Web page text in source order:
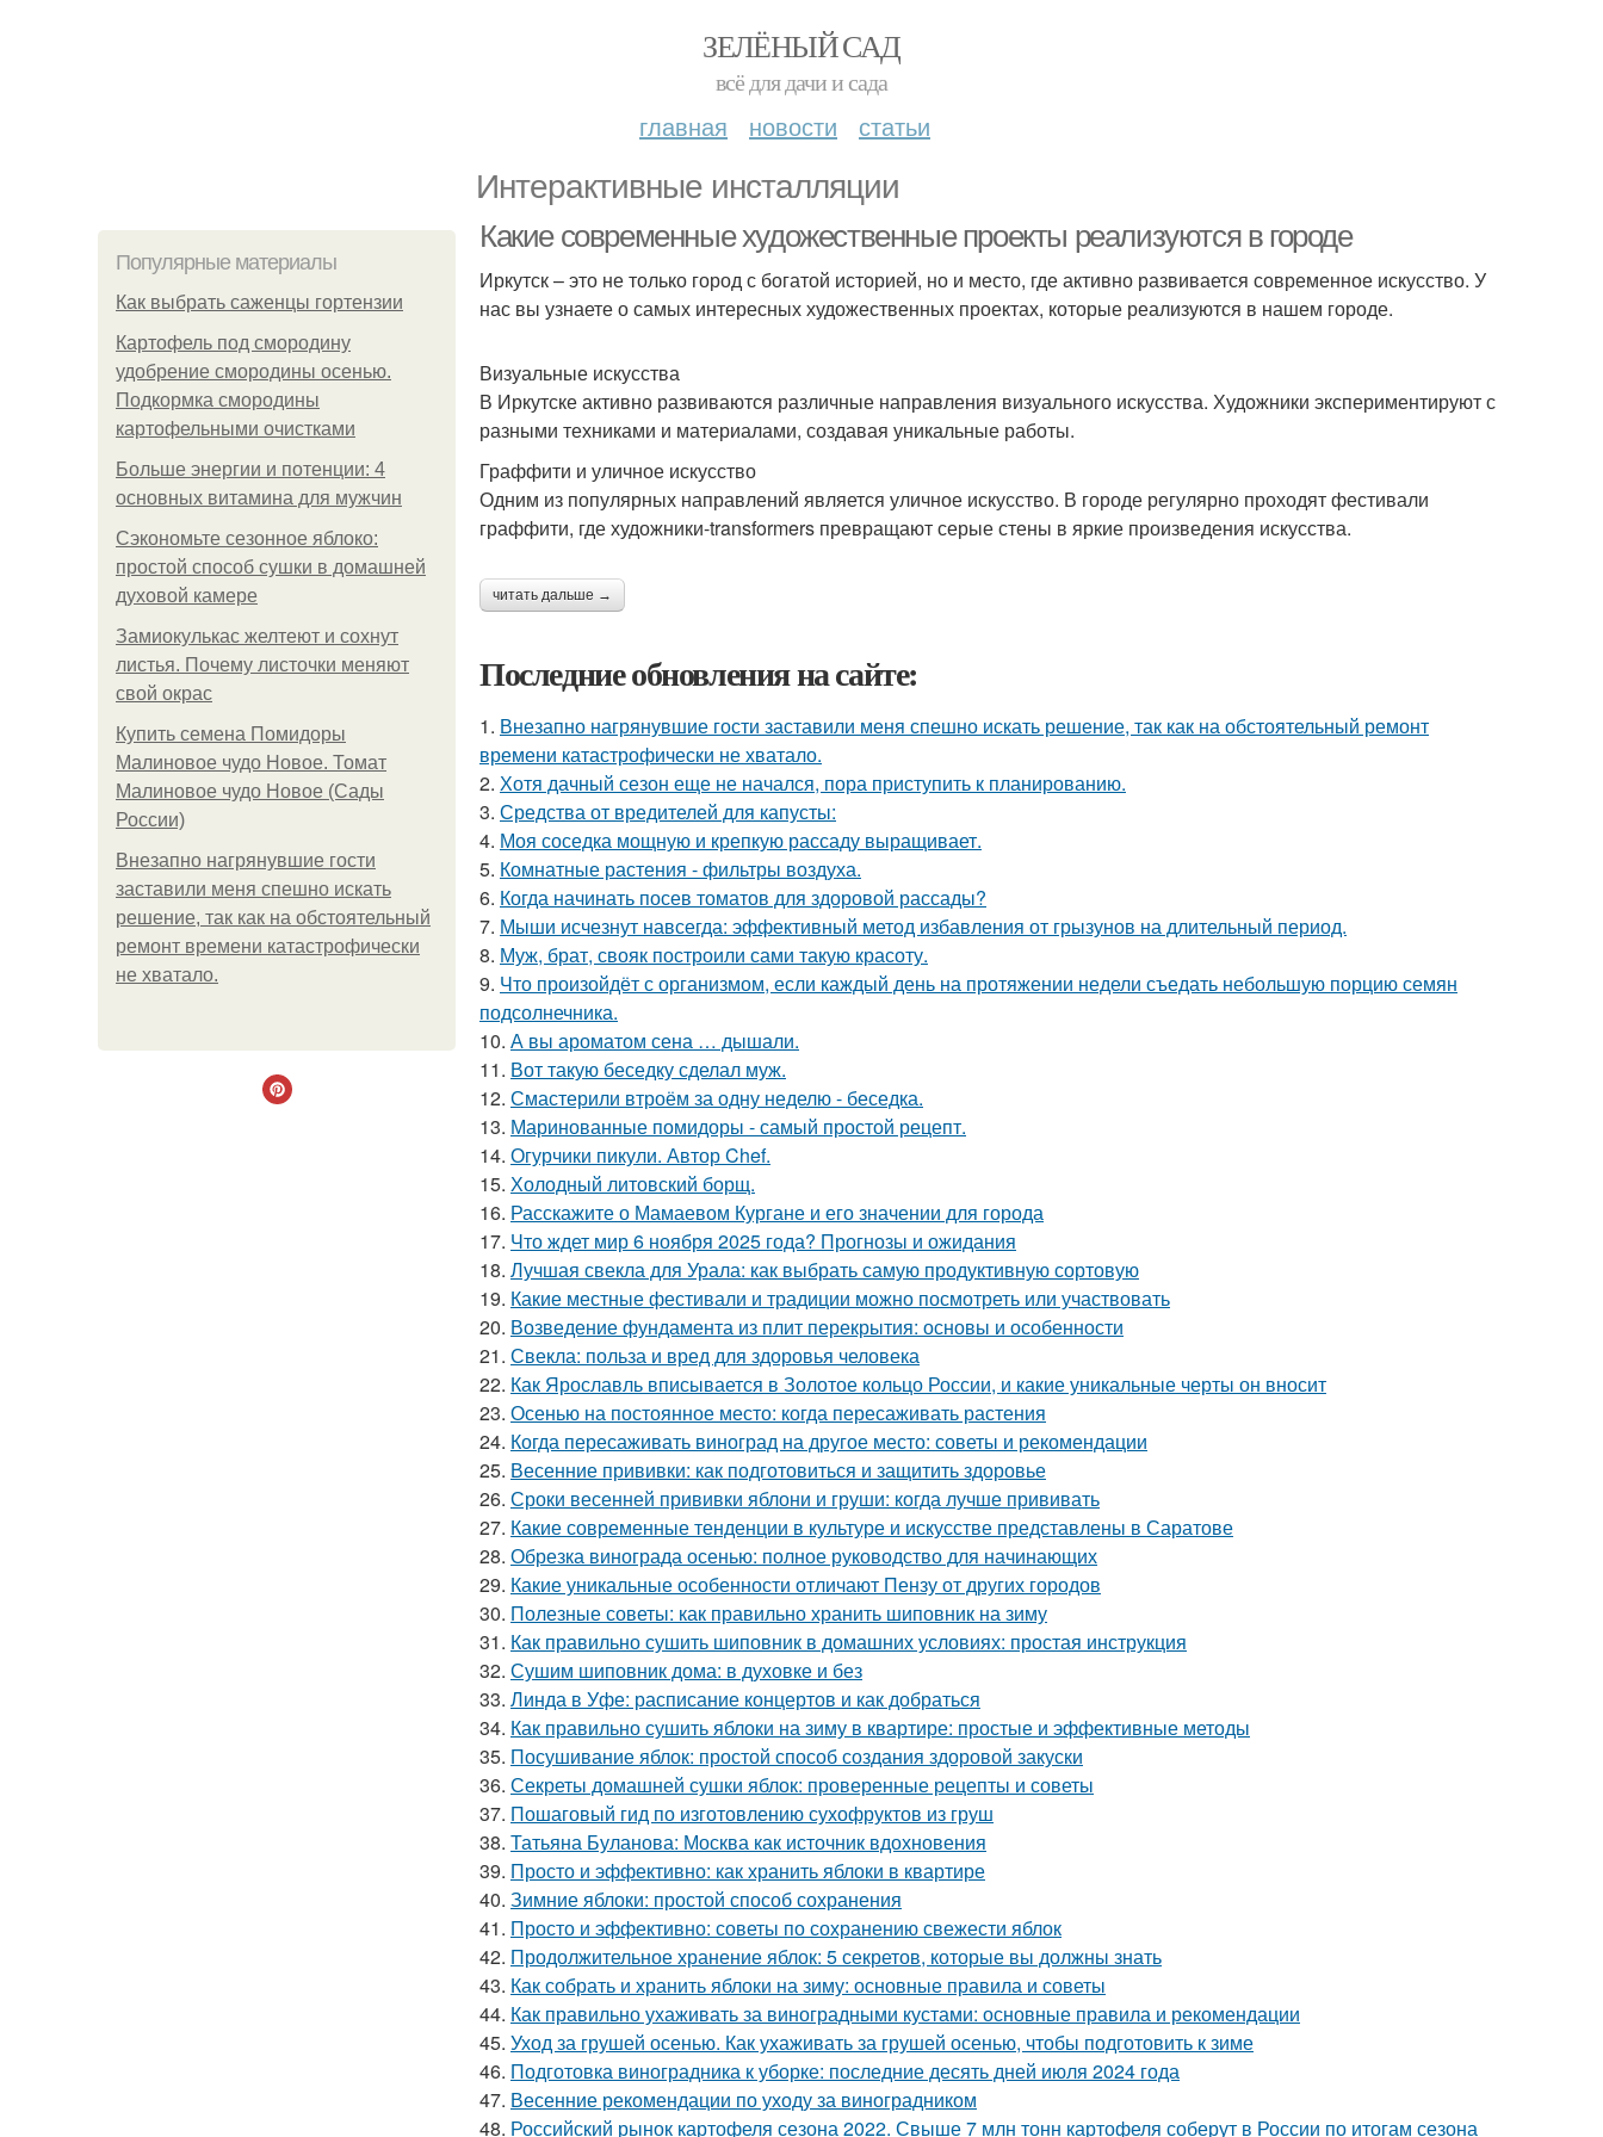
ЗЕЛЁНЫЙ САД
всё для дачи и сада
главная новости статьи
Интерактивные инсталляции
Популярные материалы
Как выбрать саженцы гортензии
Картофель под смородину
удобрение смородины осенью.
Подкормка смородины
картофельными очистками
Больше энергии и потенции: 4
основных витамина для мужчин
Сэкономьте сезонное яблоко:
простой способ сушки в домашней
духовой камере
Замиокулькас желтеют и сохнут
листья. Почему листочки меняют
свой окрас
Купить семена Помидоры
Малиновое чудо Новое. Томат
Малиновое чудо Новое (Сады
России)
Внезапно нагрянувшие гости
заставили меня спешно искать
решение, так как на обстоятельный
ремонт времени катастрофически
не хватало.
Какие современные художественные проекты реализуются в городе
Иркутск – это не только город с богатой историей, но и место, где активно развивается современное искусство. У
нас вы узнаете о самых интересных художественных проектах, которые реализуются в нашем городе.
Визуальные искусства
В Иркутске активно развиваются различные направления визуального искусства. Художники экспериментируют с
разными техниками и материалами, создавая уникальные работы.
Граффити и уличное искусство
Одним из популярных направлений является уличное искусство. В городе регулярно проходят фестивали
граффити, где художники-transformers превращают серые стены в яркие произведения искусства.
читать дальше →
Последние обновления на сайте:
1. Внезапно нагрянувшие гости заставили меня спешно искать решение, так как на обстоятельный ремонт
времени катастрофически не хватало.
2. Хотя дачный сезон еще не начался, пора приступить к планированию.
3. Средства от вредителей для капусты:
4. Моя соседка мощную и крепкую рассаду выращивает.
5. Комнатные растения - фильтры воздуха.
6. Когда начинать посев томатов для здоровой рассады?
7. Мыши исчезнут навсегда: эффективный метод избавления от грызунов на длительный период.
8. Муж, брат, свояк построили сами такую красоту.
9. Что произойдёт с организмом, если каждый день на протяжении недели съедать небольшую порцию семян
подсолнечника.
10. А вы ароматом сена … дышали.
11. Вот такую беседку сделал муж.
12. Смастерили втроём за одну неделю - беседка.
13. Маринованные помидоры - самый простой рецепт.
14. Огурчики пикули. Автор Chef.
15. Холодный литовский борщ.
16. Расскажите о Мамаевом Кургане и его значении для города
17. Что ждет мир 6 ноября 2025 года? Прогнозы и ожидания
18. Лучшая свекла для Урала: как выбрать самую продуктивную сортовую
19. Какие местные фестивали и традиции можно посмотреть или участвовать
20. Возведение фундамента из плит перекрытия: основы и особенности
21. Свекла: польза и вред для здоровья человека
22. Как Ярославль вписывается в Золотое кольцо России, и какие уникальные черты он вносит
23. Осенью на постоянное место: когда пересаживать растения
24. Когда пересаживать виноград на другое место: советы и рекомендации
25. Весенние прививки: как подготовиться и защитить здоровье
26. Сроки весенней прививки яблони и груши: когда лучше прививать
27. Какие современные тенденции в культуре и искусстве представлены в Саратове
28. Обрезка винограда осенью: полное руководство для начинающих
29. Какие уникальные особенности отличают Пензу от других городов
30. Полезные советы: как правильно хранить шиповник на зиму
31. Как правильно сушить шиповник в домашних условиях: простая инструкция
32. Сушим шиповник дома: в духовке и без
33. Линда в Уфе: расписание концертов и как добраться
34. Как правильно сушить яблоки на зиму в квартире: простые и эффективные методы
35. Посушивание яблок: простой способ создания здоровой закуски
36. Секреты домашней сушки яблок: проверенные рецепты и советы
37. Пошаговый гид по изготовлению сухофруктов из груш
38. Татьяна Буланова: Москва как источник вдохновения
39. Просто и эффективно: как хранить яблоки в квартире
40. Зимние яблоки: простой способ сохранения
41. Просто и эффективно: советы по сохранению свежести яблок
42. Продолжительное хранение яблок: 5 секретов, которые вы должны знать
43. Как собрать и хранить яблоки на зиму: основные правила и советы
44. Как правильно ухаживать за виноградными кустами: основные правила и рекомендации
45. Уход за грушей осенью. Как ухаживать за грушей осенью, чтобы подготовить к зиме
46. Подготовка виноградника к уборке: последние десять дней июля 2024 года
47. Весенние рекомендации по уходу за виноградником
48. Российский рынок картофеля сезона 2022. Свыше 7 млн тонн картофеля соберут в России по итогам сезона